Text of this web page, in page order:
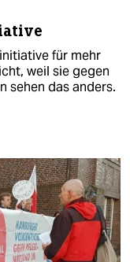
für mehr
weil sie gegen
sehen das anders.